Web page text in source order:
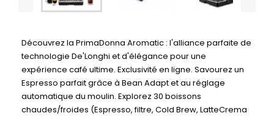
Découvrez la PrimaDonna Aromatic : l'alliance parfaite de
technologie De'Longhi et d'élégance pour une
expérience café ultime. Exclusivité en ligne. Savourez un
Espresso parfait grâce à Bean Adapt et au réglage
automatique du moulin. Explorez 30 boissons
chaudes/froides (Espresso, filtre, Cold Brew, LatteCrema